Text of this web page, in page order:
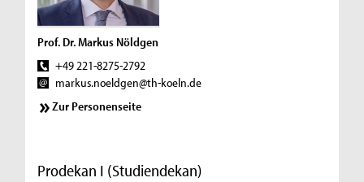
Prof. Dr. Markus Nöldgen
+49 221-8275-2792
markus.noeldgen@th-koeln.de
Zur Personenseite
Prodekan I (Studiendekan)